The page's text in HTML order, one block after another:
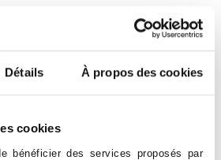
Détails À propos des cookies
cookies
bénéficier des services proposés par